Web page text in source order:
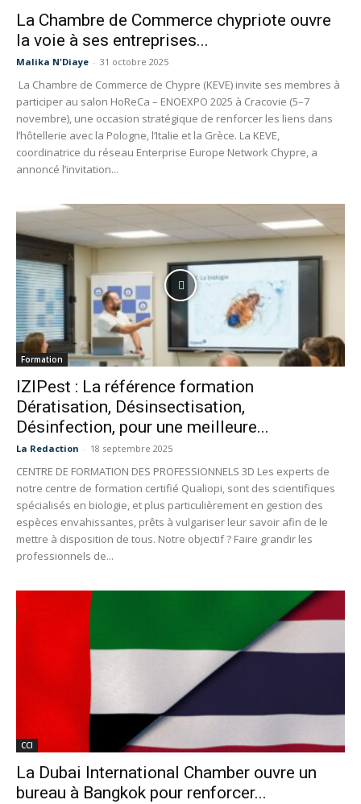
La Chambre de Commerce chypriote ouvre
la voie à ses entreprises...
Malika N'Diaye - 31 octobre 2025
La Chambre de Commerce de Chypre (KEVE) invite ses membres à
participer au salon HoReCa – ENOEXPO 2025 à Cracovie (5–7
novembre), une occasion stratégique de renforcer les liens dans
l’hôtellerie avec la Pologne, l’Italie et la Grèce. La KEVE,
coordinatrice du réseau Enterprise Europe Network Chypre, a
annoncé l’invitation...
Formation
IZIPest : La référence formation
Dératisation, Désinsectisation,
Désinfection, pour une meilleure...
La Redaction - 18 septembre 2025
CENTRE DE FORMATION DES PROFESSIONNELS 3D Les experts de
notre centre de formation certifié Qualiopi, sont des scientifiques
spécialisés en biologie, et plus particulièrement en gestion des
espèces envahissantes, prêts à vulgariser leur savoir afin de le
mettre à disposition de tous. Notre objectif ? Faire grandir les
professionnels de...
CCI
La Dubai International Chamber ouvre un
bureau à Bangkok pour renforcer...